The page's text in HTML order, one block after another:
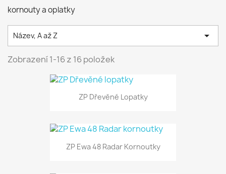
kornouty a oplatky
Název, A až Z 
Zobrazení 1-16 z 16 položek
ZP Dřevěné Lopatky
ZP Ewa 48 Radar Kornoutky